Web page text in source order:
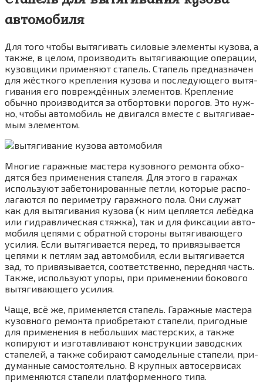
автомобиля
Для того что­бы вытя­ги­вать сило­вые эле­мен­ты кузо­ва, а
так­же, в целом, про­из­во­дить вытя­ги­ва­ю­щие опе­ра­ции,
кузов­щи­ки при­ме­ня­ют ста­пель. Ста­пель пред­на­зна­чен
для жёст­ко­го креп­ле­ния кузо­ва и после­ду­ю­ще­го вытя­
ги­ва­ния его повре­ждён­ных эле­мен­тов. Креп­ле­ние
обыч­но про­из­во­дит­ся за отбор­тов­ки поро­гов. Это нуж­
но, что­бы авто­мо­биль не дви­гал­ся вме­сте с вытя­ги­ва­е­
мым элементом.
Мно­гие гараж­ные масте­ра кузов­но­го ремон­та обхо­
дят­ся без при­ме­не­ния ста­пе­ля. Для это­го в гара­жах
исполь­зу­ют забе­то­ни­ро­ван­ные пет­ли, кото­рые рас­по­
ла­га­ют­ся по пери­мет­ру гараж­но­го пола. Они слу­жат
как для вытя­ги­ва­ния кузо­ва (к ним цеп­ля­ет­ся лебёд­ка
или гид­рав­ли­че­ская стяж­ка), так и для фик­са­ции авто­
мо­би­ля цепя­ми с обрат­ной сто­ро­ны вытя­ги­ва­ю­ще­го
уси­лия. Если вытя­ги­ва­ет­ся перед, то при­вя­зы­ва­ет­ся
цепя­ми к пет­лям зад авто­мо­би­ля, если вытя­ги­ва­ет­ся
зад, то при­вя­зы­ва­ет­ся, соот­вет­ствен­но, перед­няя часть.
Так­же, исполь­зу­ют упо­ры, при при­ме­не­нии боко­во­го
вытя­ги­ва­ю­ще­го усилия.
Чаще, всё же, при­ме­ня­ет­ся ста­пель. Гараж­ные масте­ра
кузов­но­го ремон­та при­об­ре­та­ют ста­пе­ли, при­год­ные
для при­ме­не­ния в неболь­ших мастер­ских, а так­же
копи­ру­ют и изго­тав­ли­ва­ют кон­струк­ции завод­ских
ста­пе­лей, а так­же соби­ра­ют само­дель­ные ста­пе­ли, при­
ду­ман­ные само­сто­я­тель­но. В круп­ных авто­сер­ви­сах
при­ме­ня­ют­ся ста­пе­ли плат­фор­мен­но­го типа.